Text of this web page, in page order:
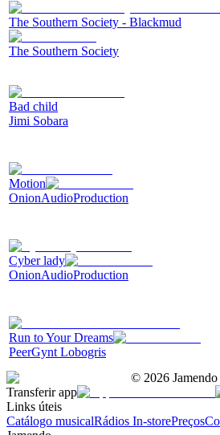
The Southern Society - Blackmud
The Southern Society
Bad child
Jimi Sobara
Motion
OnionAudioProduction
Cyber lady
OnionAudioProduction
Run to Your Dreams
PeerGynt Lobogris
© 2026
Transferir app
Links úteis
Catálogo musicalRádios In-storePreços